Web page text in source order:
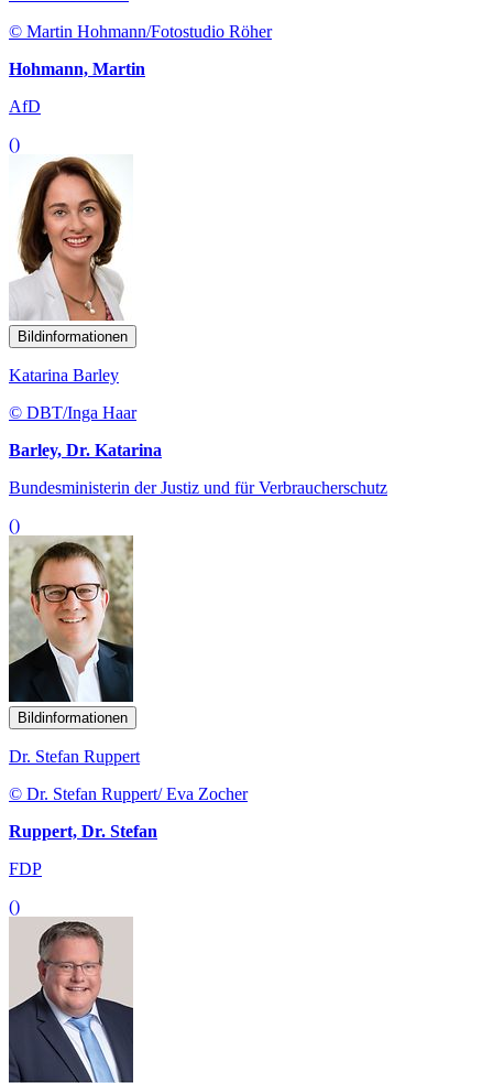
© Martin Hohmann/Fotostudio Röher
Hohmann, Martin
AfD
()
Bildinformationen
Katarina Barley
© DBT/Inga Haar
Barley, Dr. Katarina
Bundesministerin der Justiz und für Verbraucherschutz
()
Bildinformationen
Dr. Stefan Ruppert
© Dr. Stefan Ruppert/ Eva Zocher
Ruppert, Dr. Stefan
FDP
()